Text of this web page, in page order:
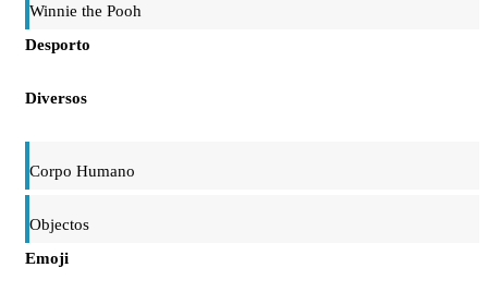
Winnie the Pooh
Desporto
Diversos
Corpo Humano
Objectos
Emoji